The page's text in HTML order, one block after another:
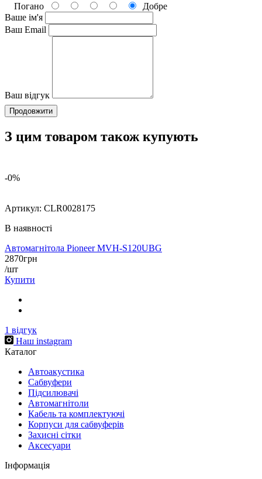
Погано
Добре
Ваше ім'я
Ваш Email
Ваш відгук
Продовжити
З цим товаром також купують
-0%
Артикул: CLR0028175
В наявності
Автомагнітола Pioneer MVH-S120UBG
2870грн
/шт
Купити
1 відгук
Наш instagram
Каталог
Автоакустика
Cабвуфери
Підсилювачі
Автомагнітоли
Кабель та комплектуючі
Корпуси для сабвуферів
Захисні сітки
Аксесуари
Інформація